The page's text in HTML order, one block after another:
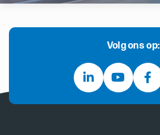
Volg ons op: